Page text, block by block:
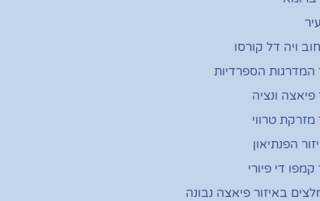
ויה דל קורסו
המדרגות הספרדיות
פיאצה ונציה
מזרקת טרווי
הפנתיאון
קמפו די פיורי
באיזור פיאצה נבונה